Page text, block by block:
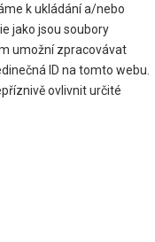
k ukládání a/nebo
jako jsou soubory
umožní zpracovávat
ID na tomto webu.
ovlivnit určité